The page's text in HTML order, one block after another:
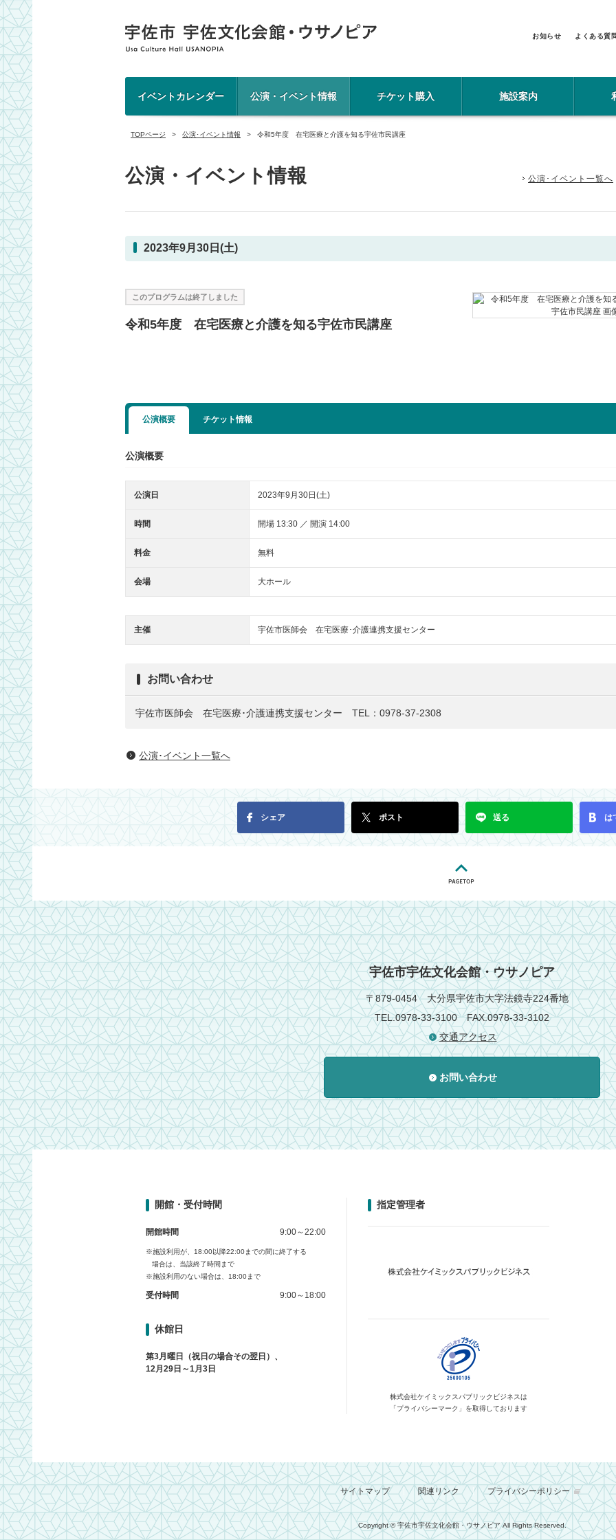
お知らせ よくある質
イベントカレンダー 公演・イベント情報 チケット購入 施設案内
TOPページ 公演･イベント情報 令和5年度 在宅医療と介護を知る宇佐市民講座
公演・イベント情報 公演･イベント一覧へ
2023年9月30日(土)
このプログラムは終了しました
令和5年度 在宅医療と介護を知る宇佐市民講座
公演概要 チケット情報
公演概要
公演日 2023年9月30日(土)
時間 開場 13:30 ／ 開演 14:00
料金 無料
会場 大ホール
主催 宇佐市医師会 在宅医療･介護連携支援センター
お問い合わせ
宇佐市医師会 在宅医療･介護連携支援センター TEL：0978-37-2308
公演･イベント一覧へ
シェア ポスト 送る は
宇佐市宇佐文化会館・ウサノピア
〒879-0454大分県宇佐市大字法鏡寺224番地
TEL.0978-33-3100FAX.0978-33-3102
交通アクセス
お問い合わせ
開館・受付時間
開館時間 9:00～22:00
※施設利用が、18:00以降22:00までの間に終了する
場合は、当該終了時間まで
※施設利用のない場合は、18:00まで
受付時間 9:00～18:00
休館日
第3月曜日（祝日の場合その翌日）、
12月29日～1月3日
指定管理者
株式会社ケイミックス パブリックビジネスは
「プライバシーマーク」を取得しております
サイトマップ 関連リンク プライバシーポリシー
Copyright © 宇佐市宇佐文化会館・ウサノピアAll Rights Reserved.